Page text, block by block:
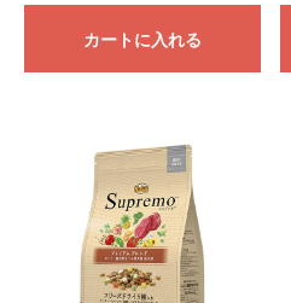
カートに入れる